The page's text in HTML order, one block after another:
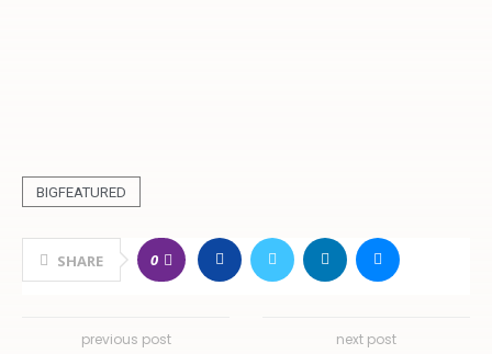
BIGFEATURED
SHARE 0
previous post next post